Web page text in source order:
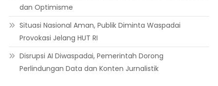
dan Optimisme
Situasi Nasional Aman, Publik Diminta Waspadai
Provokasi Jelang HUT RI
Disrupsi AI Diwaspadai, Pemerintah Dorong
Perlindungan Data dan Konten Jurnalistik